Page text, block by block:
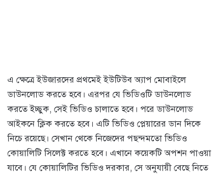
এ ক্ষেত্রে ইউজারদের প্রথমেই ইউটিউব অ্যাপ মোবাইলে
ডাউনলোড করতে হবে। এরপর যে ভিডিওটি ডাউনলোড
করতে ইচ্ছুক, সেই ভিডিও চালাতে হবে। পরে ডাউনলোড
আইকনে ক্লিক করতে হবে। এটি ভিডিও প্লেয়ারের ডান দিকে
নিচে রয়েছে। সেখান থেকে নিজেদের পছন্দমতো ভিডিও
কোয়ালিটি সিলেক্ট করতে হবে। এখানে কয়েকটি অপশন পাওয়া
যাবে। যে কোয়ালিটির ভিডিও দরকার, সে অনুযায়ী বেছে নিতে